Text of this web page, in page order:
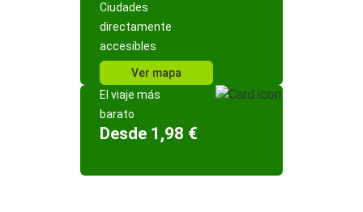
Ciudades
directamente
accesibles
Ver mapa
El viaje más
barato
Desde 1,98 €